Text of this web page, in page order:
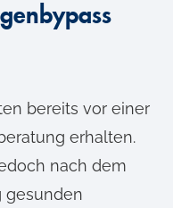
bereits vor einer
erhalten.
nach dem
gesunden